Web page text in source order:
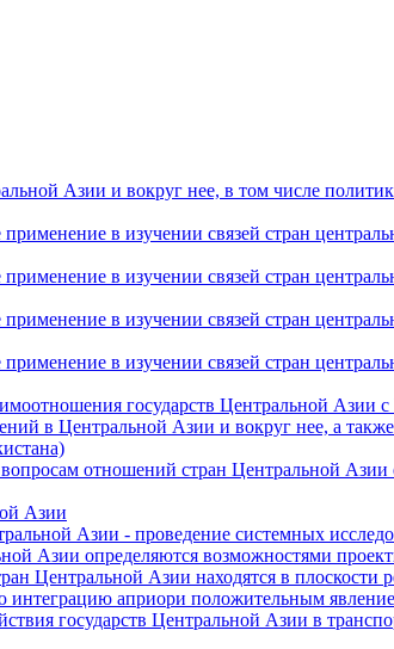
Азии и вокруг нее, в том числе
в изучении связей стран
в изучении связей стран
в изучении связей стран
в изучении связей стран
государств Центральной Азии
в Центральной Азии и вокруг нее, а также
отношений стран Центральной
Азии
Азии - проведение системных
Азии определяются возможностями
Центральной Азии находятся в плоскости
интеграцию априори положительным
государств Центральной Азии в